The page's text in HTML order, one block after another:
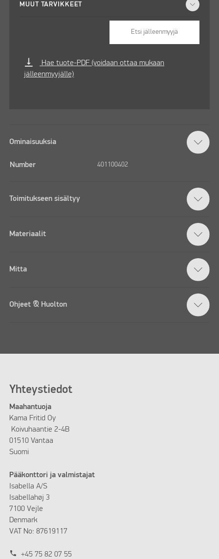
MUUT TARVIKKEET
Etsi jälleenmyyjä
vertical_align_bottom
Hae tuote-PDF (voidaan ottaa mukaan
jälleenmyyjälle)
Ominaisuuksia
Number 401100402
Toimitukseen sisältyy
Materiaalit
Mitta
Ohjeet & Huolton
Yhteystiedot
Maahantuoja
Kama Fritid Oy
Koivuhaantie 2-4B
01510 Vantaa
Suomi
Pääkonttori ja valmistajat
Isabella A/S
Isabellahøj 3
7100 Vejle
Denmark
VAT No: 87619117
phone +45 75 82 07 55